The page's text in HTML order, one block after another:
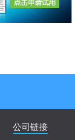
公司链接